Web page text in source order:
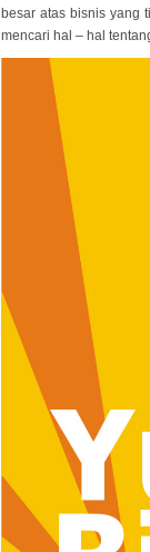
besar atas bisnis yang
mencari hal – hal